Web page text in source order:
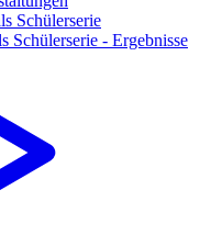
Schülerserie
Schülerserie - Ergebnisse